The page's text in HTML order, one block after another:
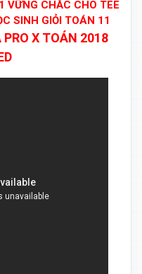
VỮNG CHẮC CHO TEEN
SINH GIỎI TOÁN 11
X TOÁN 2018